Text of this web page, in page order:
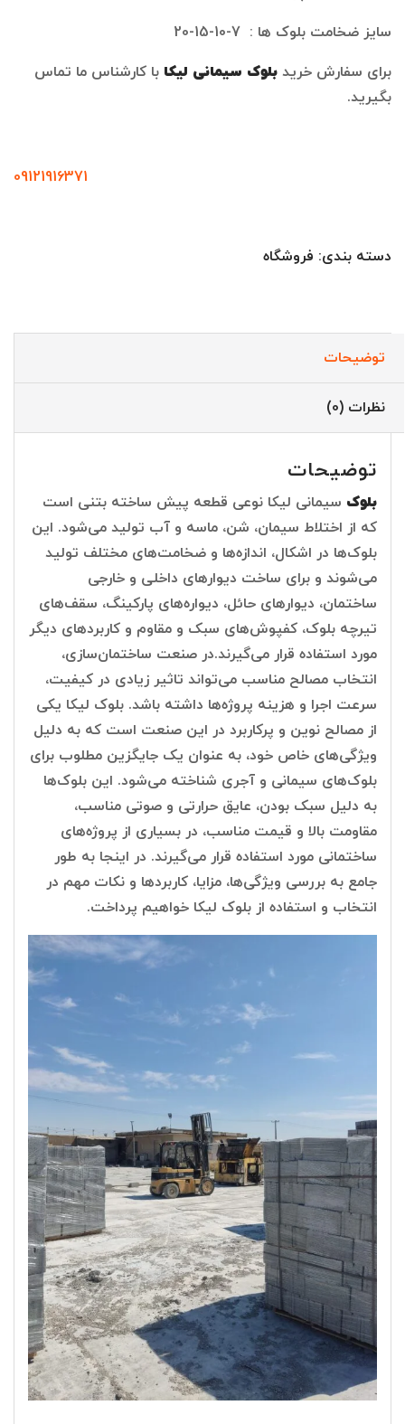
سایز ضخامت بلوک ها : 7-10-15-20
برای سفارش خرید بلوک سیمانی لیکا با کارشناس ما تماس
بگیرید.
09121916371
دسته بندی: فروشگاه
توضیحات
نظرات (0)
توضیحات
بلوک سیمانی لیکا نوعی قطعه پیش ساخته بتنی است
که از اختلاط سیمان، شن، ماسه و آب تولید می‌شود. این
بلوک‌ها در اشکال، اندازه‌ها و ضخامت‌های مختلف تولید
می‌شوند و برای ساخت دیوارهای داخلی و خارجی
ساختمان، دیوارهای حائل، دیواره‌های پارکینگ، سقف‌های
تیرچه بلوک، کفپوش‌های سبک و مقاوم و کاربردهای دیگر
مورد استفاده قرار می‌گیرند.در صنعت ساختمان‌سازی،
انتخاب مصالح مناسب می‌تواند تاثیر زیادی در کیفیت،
سرعت اجرا و هزینه پروژه‌ها داشته باشد. بلوک لیکا یکی
از مصالح نوین و پرکاربرد در این صنعت است که به دلیل
ویژگی‌های خاص خود، به عنوان یک جایگزین مطلوب برای
بلوک‌های سیمانی و آجری شناخته می‌شود. این بلوک‌ها
به دلیل سبک بودن، عایق حرارتی و صوتی مناسب،
مقاومت بالا و قیمت مناسب، در بسیاری از پروژه‌های
ساختمانی مورد استفاده قرار می‌گیرند. در اینجا به طور
جامع به بررسی ویژگی‌ها، مزایا، کاربردها و نکات مهم در
انتخاب و استفاده از بلوک لیکا خواهیم پرداخت.